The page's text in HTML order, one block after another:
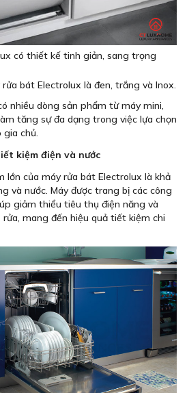
có thiết kế tinh giản, sang trọng
bát Electrolux là đen, trắng và Inox.
nhiều dòng sản phẩm từ máy mini,
tăng sự đa dạng trong việc lựa chọn
chủ.
kiệm điện và nước
lớn của máy rửa bát Electrolux là khả
và nước. Máy được trang bị các công
giảm thiểu tiêu thụ điện năng và
mang đến hiệu quả tiết kiệm chi